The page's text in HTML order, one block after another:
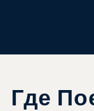
Где